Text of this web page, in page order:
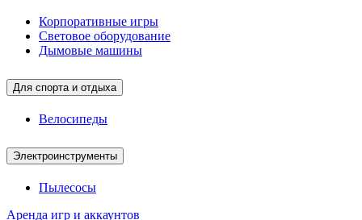
Корпоративные игры
Световое оборудование
Дымовые машины
Для спорта и отдыха
Велосипеды
Электроинструменты
Пылесосы
Аренда игр и аккаунтов